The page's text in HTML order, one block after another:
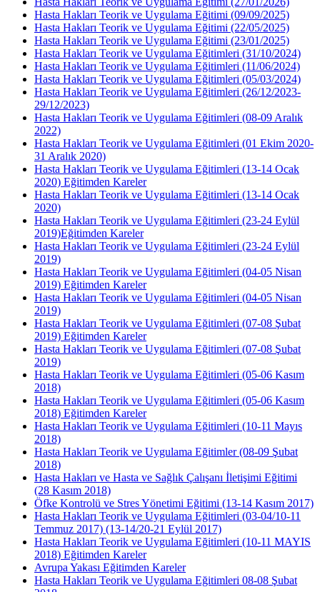
Hasta Hakları Teorik ve Uygulama Eğitimi (09/09/2025)
Hasta Hakları Teorik ve Uygulama Eğitimi (22/05/2025)
Hasta Hakları Teorik ve Uygulama Eğitimi (23/01/2025)
Hasta Hakları Teorik ve Uygulama Eğitimleri (31/10/2024)
Hasta Hakları Teorik ve Uygulama Eğitimleri (11/06/2024)
Hasta Hakları Teorik ve Uygulama Eğitimleri (05/03/2024)
Hasta Hakları Teorik ve Uygulama Eğitimleri (26/12/2023-
29/12/2023)
Hasta Hakları Teorik ve Uygulama Eğitimleri (08-09 Aralık
2022)
Hasta Hakları Teorik ve Uygulama Eğitimleri (01 Ekim 2020-
31 Aralık 2020)
Hasta Hakları Teorik ve Uygulama Eğitimleri (13-14 Ocak
2020) Eğitimden Kareler
Hasta Hakları Teorik ve Uygulama Eğitimleri (13-14 Ocak
2020)
Hasta Hakları Teorik ve Uygulama Eğitimleri (23-24 Eylül
2019)Eğitimden Kareler
Hasta Hakları Teorik ve Uygulama Eğitimleri (23-24 Eylül
2019)
Hasta Hakları Teorik ve Uygulama Eğitimleri (04-05 Nisan
2019) Eğitimden Kareler
Hasta Hakları Teorik ve Uygulama Eğitimleri (04-05 Nisan
2019)
Hasta Hakları Teorik ve Uygulama Eğitimleri (07-08 Şubat
2019) Eğitimden Kareler
Hasta Hakları Teorik ve Uygulama Eğitimleri (07-08 Şubat
2019)
Hasta Hakları Teorik ve Uygulama Eğitimleri (05-06 Kasım
2018)
Hasta Hakları Teorik ve Uygulama Eğitimleri (05-06 Kasım
2018) Eğitimden Kareler
Hasta Hakları Teorik ve Uygulama Eğitimleri (10-11 Mayıs
2018)
Hasta Hakları Teorik ve Uygulama Eğitimler (08-09 Şubat
2018)
Hasta Hakları ve Hasta ve Sağlık Çalışanı İletişimi Eğitimi
(28 Kasım 2018)
Öfke Kontrolü ve Stres Yönetimi Eğitimi (13-14 Kasım 2017)
Hasta Hakları Teorik ve Uygulama Eğitimleri (03-04/10-11
Temmuz 2017) (13-14/20-21 Eylül 2017)
Hasta Hakları Teorik ve Uygulama Eğitimleri (10-11 MAYIS
2018) Eğitimden Kareler
Avrupa Yakası Eğitimden Kareler
Hasta Hakları Teorik ve Uygulama Eğitimleri 08-08 Şubat